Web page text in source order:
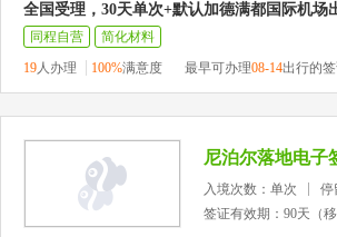
全国受理，30天单次+默认加德满都国际机场
同程自营
简化材料
19人办理 100%满意度 最早可办理08-14出行的
尼泊尔落地电子
入境次数：单次
停
签证有效期：90天（